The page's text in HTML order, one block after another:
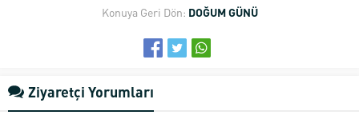
Konuya Geri Dön: DOĞUM GÜNÜ
Ziyaretçi Yorumları